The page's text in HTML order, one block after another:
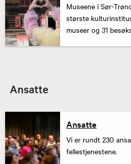
Museene i Sør-
største
museer og 31
Ansatte
Ansatte
Vi er rundt 230
fellestjenestene.